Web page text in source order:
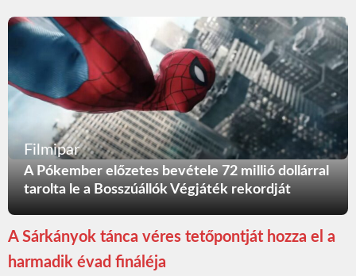
Filmipar
A Pókember előzetes bevétele 72 millió dollárral
tarolta le a Bosszúállók Végjáték rekordját
A Sárkányok tánca véres tetőpontját hozza el a
harmadik évad fináléja